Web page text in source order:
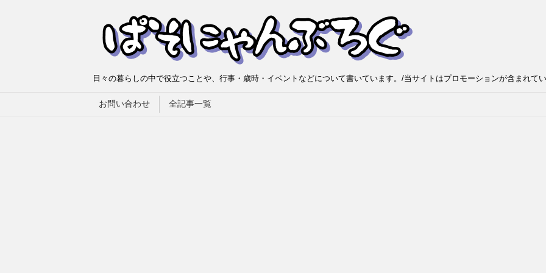
日々の暮らしの中で役立つことや、行事・歳時・イベントなどについて書いています。/当サイトはプロモーションが含まれて
お問い合わせ 全記事一覧